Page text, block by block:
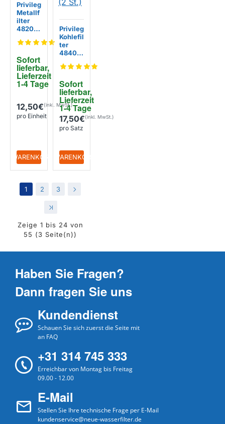
Sofort
lieferbar,
Lieferzeit
1-4 Tage
Privileg
Metallf
ilter
48200
55
5x8mm
12,50€
pro Einheit
+ WARENKORB
Sofort
lieferbar,
Lieferzeit
1-4 Tage
Privileg
Kohlefil
ter
48400
24 /
2 (2
St.)
17,50€
pro Satz
+ WARENKORB
1 2 3 >
>|
Zeige 1 bis 24 von
55 (3 Seite(n))
Haben Sie Fragen?
Dann fragen Sie uns
Kundendienst
Schauen Sie sich zuerst die Seite mit
an FAQ
+31 314 745 333
Erreichbar von Montag bis Freitag
09.00 - 12.00
E-Mail
Stellen Sie Ihre technische Frage per E-Mail
kundenservice@neue-wasserfilter.de